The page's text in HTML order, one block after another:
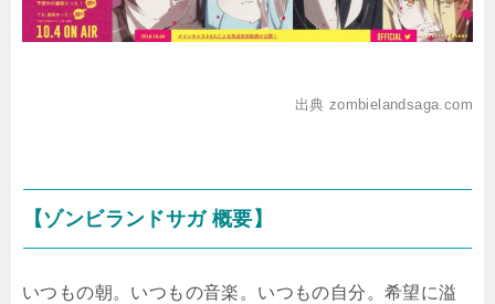
出典 zombielandsaga.com
【ゾンビランドサガ 概要】
いつもの朝。いつもの音楽。いつもの自分。希望に溢